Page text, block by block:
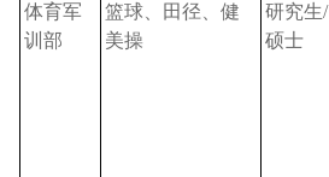
体育军
训部
篮球、田径、健
美操
研究生/
硕士